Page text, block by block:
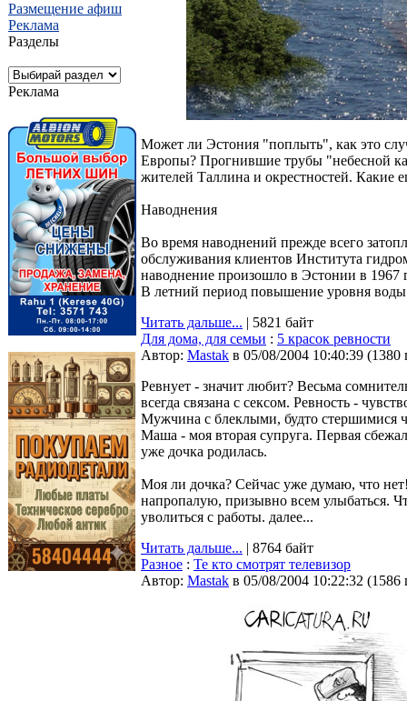
Размещение афиш
Реклама
Разделы
Реклама
Может ли Эстония "поплыть", как это
Европы? Прогнившие трубы "небесной
жителей Таллина и окрестностей. Какие
Наводнения
Во время наводнений прежде всего
обслуживания клиентов Института
наводнение произошло в Эстонии в
В летний период повышение уровня воды
Читать дальше... | 5821 байт
Для дома, для семьи : 5 красок ревности
Автор: Мastak в 05/08/2004 10:40:39 (1380
Ревнует - значит любит? Весьма
всегда связана с сексом. Ревность -
Мужчина с блеклыми, будто стершимися
Маша - моя вторая супруга. Первая
уже дочка родилась.
Моя ли дочка? Сейчас уже думаю, что
напропалую, призывно всем улыбаться.
уволиться с работы. далее...
Читать дальше... | 8764 байт
Разное : Те кто смотрят телевизор
Автор: Мastak в 05/08/2004 10:22:32 (1586